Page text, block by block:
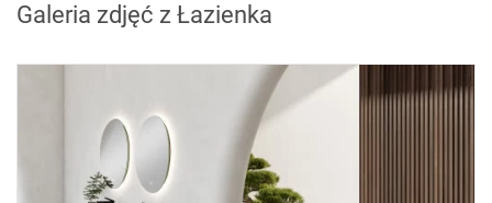
Galeria zdjęć z Łazienka